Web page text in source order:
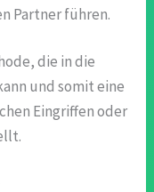
Partner führen.
die in die
und somit eine
Eingriffen oder